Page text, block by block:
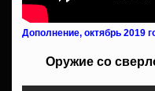
Дополнение, октябрь 2019
Оружие со